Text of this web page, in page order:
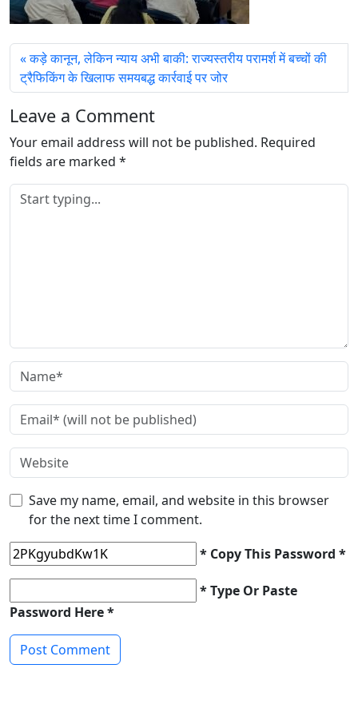
कड़े कानून, लेकिन न्याय अभी बाकी: राज्यस्तरीय परामर्श में बच्चों की
ट्रैफिकिंग के खिलाफ समयबद्ध कार्रवाई पर जोर
Leave a Comment
Your email address will not be published. Required
fields are marked *
Save my name, email, and website in this browser
for the next time I comment.
* Copy This Password *
* Type Or Paste
Password Here *